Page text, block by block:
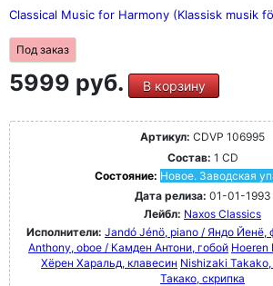
Classical Music for Harmony (Klassisk musik
Под заказ
5999 руб. В корзину
Артикул: CDVP 106995
Состав: 1 CD
Состояние: Новое. Заводская
Дата релиза: 01-01-1993
Лейбл: Naxos Classics
Исполнители: Jandó Jénö, piano / Яндо Йенё,
Anthony, oboe / Камден Антони, гобой Hoeren
Хёрен Харальд, клавесин Nishizaki
Такако, скрипка